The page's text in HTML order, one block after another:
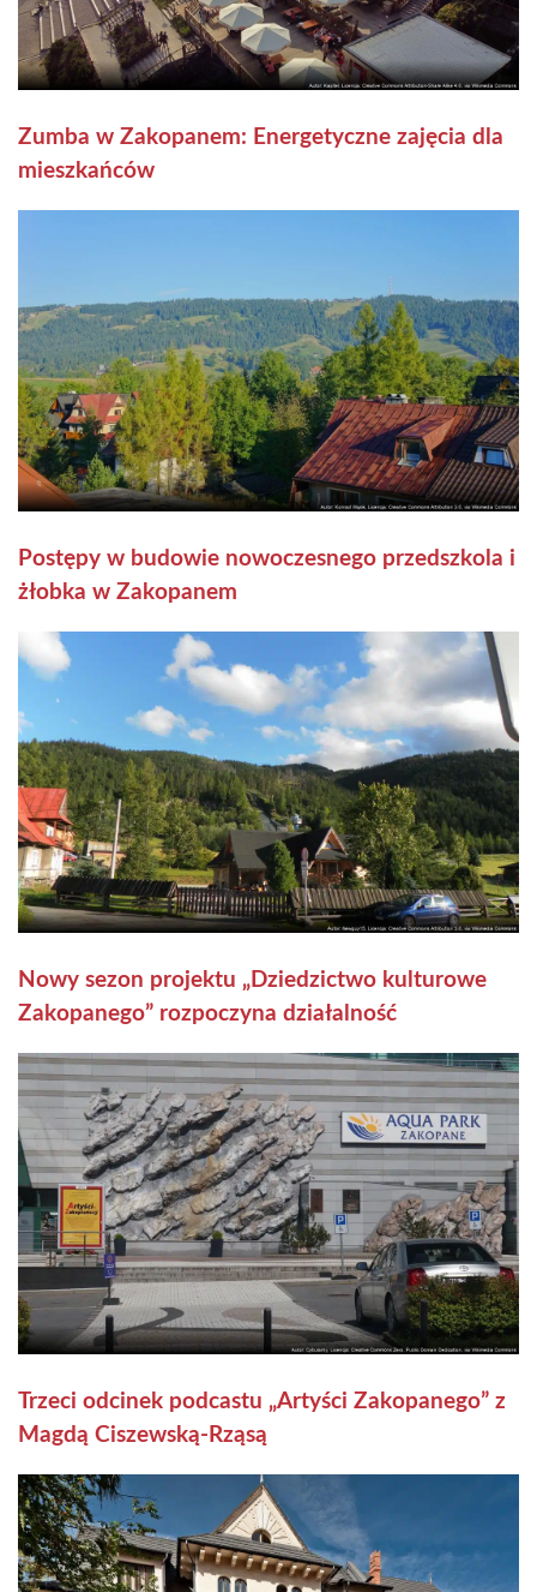
Zumba w Zakopanem: Energetyczne zajęcia dla
mieszkańców
Postępy w budowie nowoczesnego przedszkola i
żłobka w Zakopanem
Nowy sezon projektu „Dziedzictwo kulturowe
Zakopanego” rozpoczyna działalność
Trzeci odcinek podcastu „Artyści Zakopanego” z
Magdą Ciszewską-Rząsą